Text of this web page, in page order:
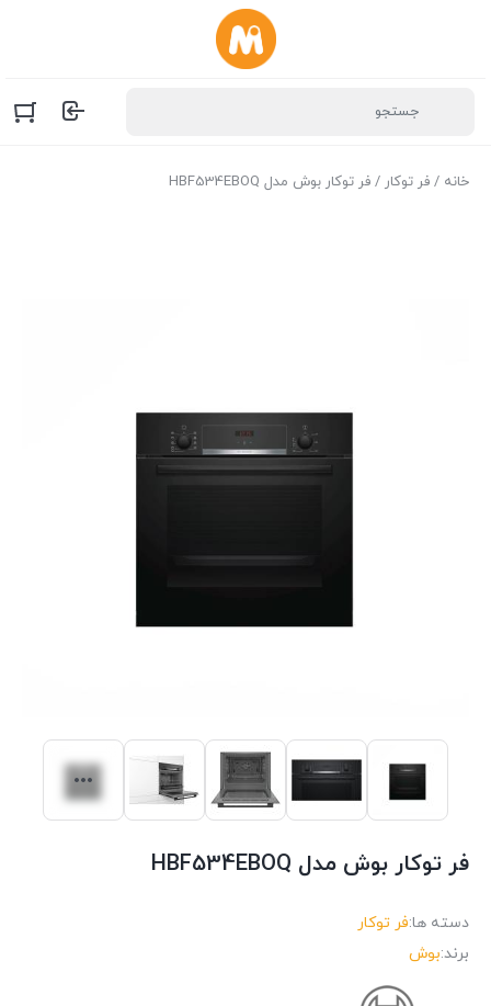
خانه / فر توکار / فر توکار بوش مدل HBF534EBOQ
فر توکار بوش مدل HBF534EBOQ
دسته ها:فر توکار
برند:بوش